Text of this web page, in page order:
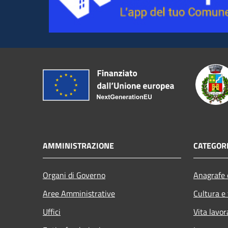
AMMINISTRAZIONE
Organi di Governo
Aree Amministrative
Uffici
Cultura
Vita